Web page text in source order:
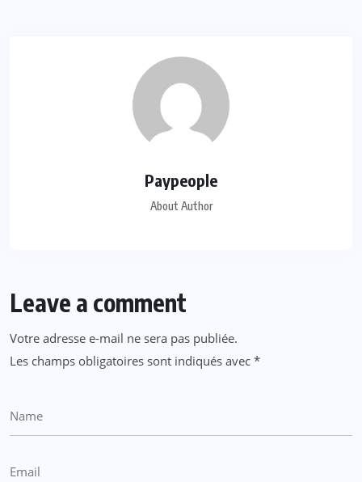
Paypeople
About Author
Leave a comment
Votre adresse e-mail ne sera pas publiée.
Les champs obligatoires sont indiqués avec *